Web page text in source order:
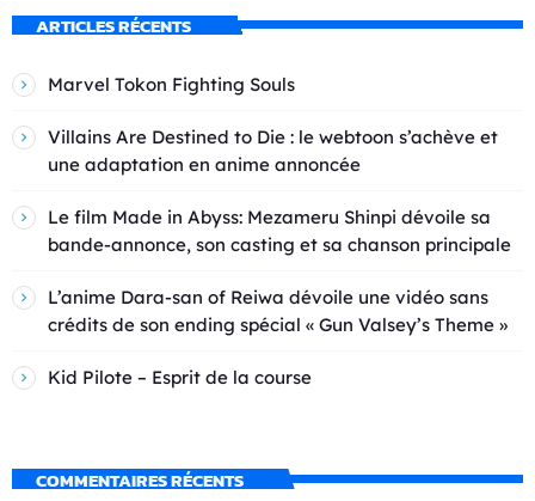
ARTICLES RÉCENTS
Marvel Tokon Fighting Souls
Villains Are Destined to Die : le webtoon s’achève et
une adaptation en anime annoncée
Le film Made in Abyss: Mezameru Shinpi dévoile sa
bande-annonce, son casting et sa chanson principale
L’anime Dara-san of Reiwa dévoile une vidéo sans
crédits de son ending spécial « Gun Valsey’s Theme »
Kid Pilote – Esprit de la course
COMMENTAIRES RÉCENTS